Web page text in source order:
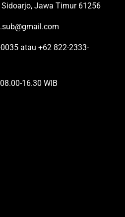
Sidoarjo, Jawa Timur 61256
atau +62 822-2333-
16.30 WIB